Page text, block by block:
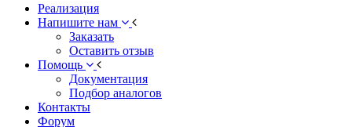
Реализация
Напишите нам
Заказать
Оставить отзыв
Помощь
Документация
Подбор аналогов
Контакты
Форум